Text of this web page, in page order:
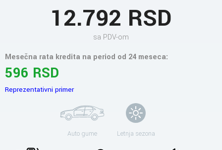
12.792 RSD
sa PDV-om
Mesečna rata kredita na period od 24 meseca:
596 RSD
Reprezentativni primer
Auto gume Letnja sezona